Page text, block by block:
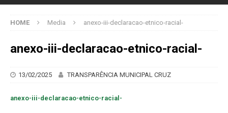
HOME Media anexo-iii-declaracao-etnico-racial-
anexo-iii-declaracao-etnico-racial-
13/02/2025 TRANSPARÊNCIA MUNICIPAL CRUZ
anexo-iii-declaracao-etnico-racial-